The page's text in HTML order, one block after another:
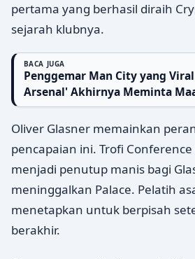
pertama yang berhasil diraih
sejarah klubnya.
BACA JUGA
Penggemar Man City yang
Arsenal' Akhirnya Meminta
Oliver Glasner memainkan
pencapaian ini. Trofi
menjadi penutup manis bagi
meninggalkan Palace. Pelatih
menetapkan untuk berpisah
berakhir.